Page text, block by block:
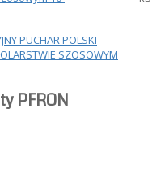
PUCHAR POLSKI
SZOSOWYM
PFRON